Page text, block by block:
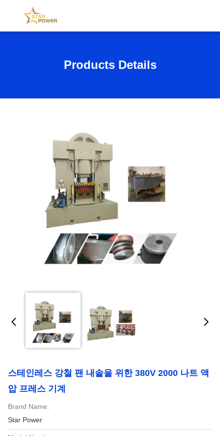
Products Details
스테인레스 강철 팬 내솥을 위한 380V 2000 나트 액
압 프레스 기계
Brand Name:
Star Power